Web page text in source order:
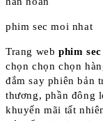
phim sec moi nhat
Trang web phim
chọn chọn chọn
đắm say phiên bản
thương, phần đông
khuyến mãi tất